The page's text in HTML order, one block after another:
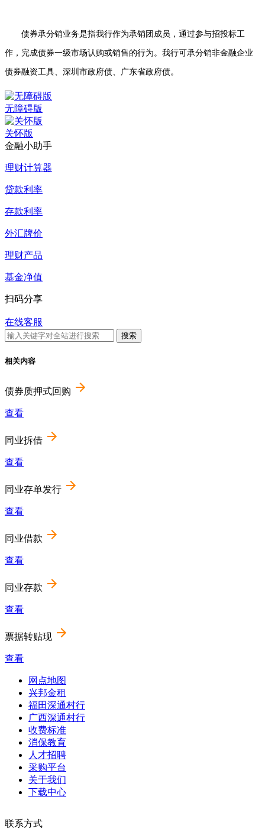
债券承分销业务是指我行作为承销团成员，通过参与招投标工
作，完成债券一级市场认购或销售的行为。我行可承分销非金融企业
债券融资工具、 深圳市政府债、广东省政府债。
无障碍版
关怀版
金融小助手
理财计算器
贷款利率
存款利率
外汇牌价
理财产品
基金净值
扫码分享
在线客服
相关内容
债券质押式回购
查看
同业拆借
查看
同业存单发行
查看
同业借款
查看
同业存款
查看
票据转贴现
查看
Footer
menu
网点地图
兴邦金租
福田深通村行
广西深通村行
收费标准
消保教育
人才招聘
采购平台
关于我们
下载中心
联系方式